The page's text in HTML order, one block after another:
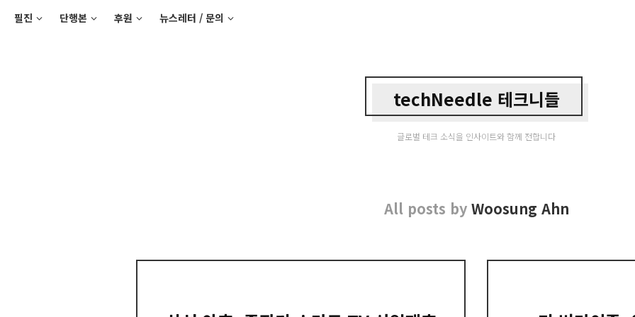
필진 단행본 후원 뉴스레터 / 문의
techNeedle 테크니들
글로벌 테크 소식을 인사이트와 함께 전합니다
All posts by Woosung Ahn